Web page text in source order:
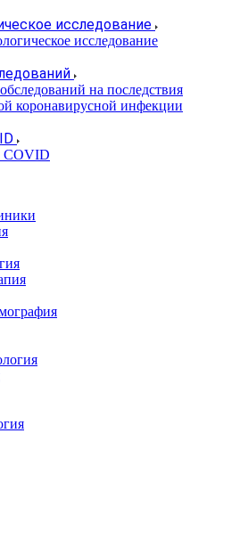
исследование
исследование
на последствия
коронавирусной инфекции
COVID